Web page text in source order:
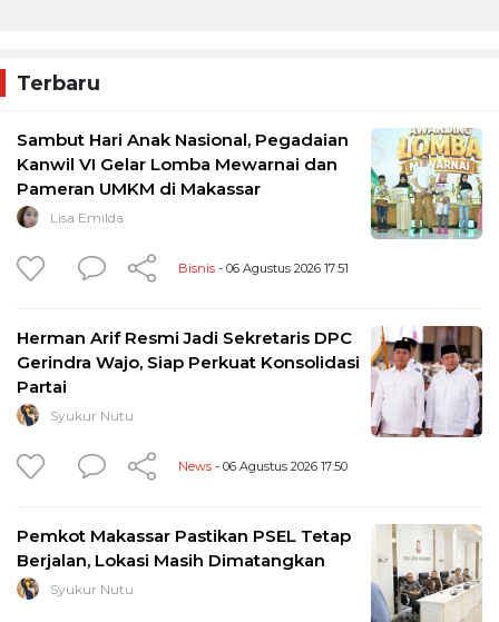
Terbaru
Sambut Hari Anak Nasional, Pegadaian
Kanwil VI Gelar Lomba Mewarnai dan
Pameran UMKM di Makassar
Lisa Emilda
Bisnis - 06 Agustus 2026 17:51
Herman Arif Resmi Jadi Sekretaris DPC
Gerindra Wajo, Siap Perkuat Konsolidasi
Partai
Syukur Nutu
News - 06 Agustus 2026 17:50
Pemkot Makassar Pastikan PSEL Tetap
Berjalan, Lokasi Masih Dimatangkan
Syukur Nutu